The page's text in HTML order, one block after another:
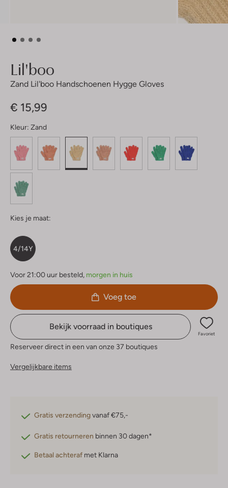
Lil'boo
Zand Lil'boo Handschoenen Hygge Gloves
€ 15,99
Kleur: Zand
Kies je maat:
4/14Y
Voor 21:00 uur besteld, morgen in huis
Voeg toe
Bekijk voorraad in boutiques
Favoriet
Reserveer direct in een van onze 37 boutiques
Vergelijkbare items
Gratis verzendingvanaf €75,-
Gratis retourneren binnen 30 dagen*
Betaal achteraf met Klarna